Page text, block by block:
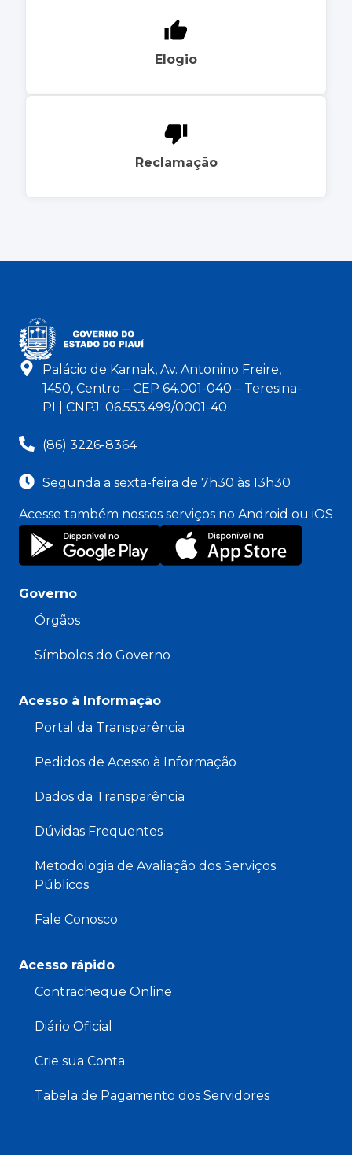
Elogio
Reclamação
Palácio de Karnak, Av. Antonino Freire,
1450, Centro – CEP 64.001-040 – Teresina-
PI | CNPJ: 06.553.499/0001-40
(86) 3226-8364
Segunda a sexta-feira de 7h30 às 13h30
Acesse também nossos serviços no Android ou iOS
Governo
Órgãos
Símbolos do Governo
Acesso à Informação
Portal da Transparência
Pedidos de Acesso à Informação
Dados da Transparência
Dúvidas Frequentes
Metodologia de Avaliação dos Serviços
Públicos
Fale Conosco
Acesso rápido
Contracheque Online
Diário Oficial
Crie sua Conta
Tabela de Pagamento dos Servidores